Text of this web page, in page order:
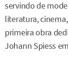
servindo de
literatura,
primeira obra
Johann Spiess